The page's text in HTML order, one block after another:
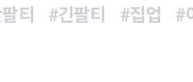
티 #긴팔티 #집업
#